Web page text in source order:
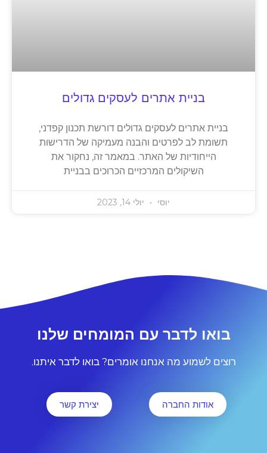
בניית אתרים לעסקים גדולים
בניית אתרים לעסקים גדולים דורשת תכנון קפדני,
תשומת לב לפרטים והבנה מעמיקה של הדרישות
הייחודיות של האתר. במאמר זה, נחקור את
השיקולים המרכזיים הכרוכים בבניית
יוסי יולי 14, 2023
בואו לדבר עם המומחים שלנו
רוצים לשמוע מה אנחנו אומרים? בואו לדבר איתנו.
אודות החברה יצירת קשר